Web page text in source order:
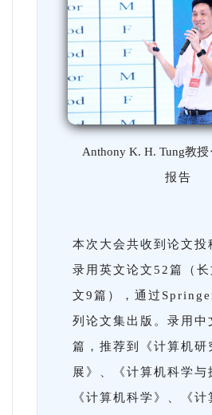
Anthony K. H. Tung教授
报告
本次大会共收到论文投
录用英文论文52篇（
文9篇），通过
列论文集出版。录用中
篇，推荐到《计算机研
展》、《计算机科学与
《计算机科学》、《